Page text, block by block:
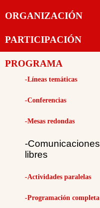
ORGANIZACIÓN
PARTICIPACIÓN
PROGRAMA
-Líneas temáticas
-Conferencias
-Mesas redondas
-Comunicaciones
libres
-Actividades paralelas
-Programación completa